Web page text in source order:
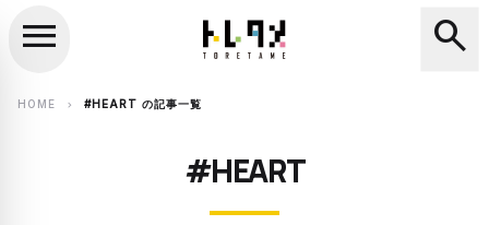
search
menu search
HOME chevron_right #HEART の記事一覧
#HEART